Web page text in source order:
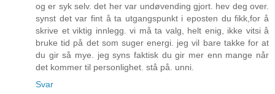
og er syk selv. det her var undøvending gjort. hev deg over.
synst det var fint å ta utgangspunkt i eposten du fikk,for å
skrive et viktig innlegg. vi må ta valg, helt enig, ikke vitsi å
bruke tid på det som suger energi. jeg vil bare takke for at
du gir så mye. jeg syns faktisk du gir mer enn mange når
det kommer til personlighet. stå på. unni.
Svar